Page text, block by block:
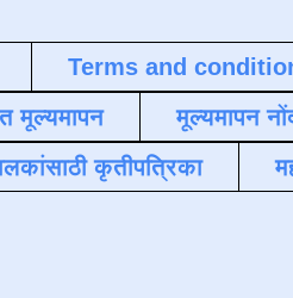
Terms and
मूल्यमापन
मूल्यमापन
कृतीपत्रिका